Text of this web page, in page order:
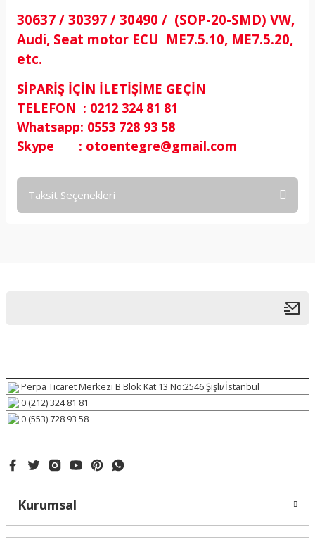
30637 / 30397 / 30490 / (SOP-20-SMD) VW,
Audi, Seat motor ECU ME7.5.10, ME7.5.20,
etc.
SİPARİŞ İÇİN İLETİŞİME GEÇİN
TELEFON : 0212 324 81 81
Whatsapp: 0553 728 93 58
Skype : otoentegre@gmail.com
Taksit Seçenekleri
Perpa Ticaret Merkezi B Blok Kat:13 No:2546 Şişli/İstanbul
0 (212) 324 81 81
0 (553) 728 93 58
Kurumsal